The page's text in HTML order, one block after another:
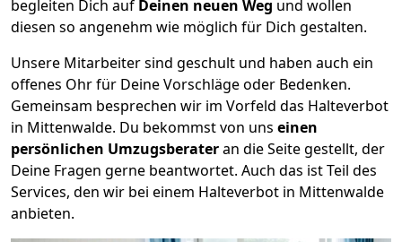
begleiten Dich auf Deinen neuen Weg und wollen
diesen so angenehm wie möglich für Dich gestalten.
Unsere Mitarbeiter sind geschult und haben auch ein
offenes Ohr für Deine Vorschläge oder Bedenken.
Gemeinsam besprechen wir im Vorfeld das Halteverbot
in Mittenwalde. Du bekommst von uns einen
persönlichen Umzugsberateran die Seite gestellt, der
Deine Fragen gerne beantwortet. Auch das ist Teil des
Services, den wir bei einem Halteverbot in Mittenwalde
anbieten.